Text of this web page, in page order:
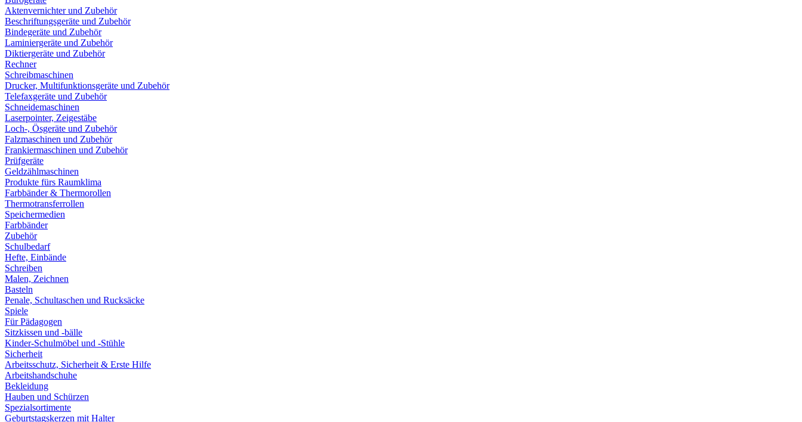
Aktenvernichter und Zubehör
Beschriftungsgeräte und Zubehör
Bindegeräte und Zubehör
Laminiergeräte und Zubehör
Diktiergeräte und Zubehör
Rechner
Schreibmaschinen
Drucker, Multifunktionsgeräte und Zubehör
Telefaxgeräte und Zubehör
Schneidemaschinen
Laserpointer, Zeigestäbe
Loch-, Ösgeräte und Zubehör
Falzmaschinen und Zubehör
Frankiermaschinen und Zubehör
Prüfgeräte
Geldzählmaschinen
Produkte fürs Raumklima
Farbbänder & Thermorollen
Thermotransferrollen
Speichermedien
Farbbänder
Zubehör
Schulbedarf
Hefte, Einbände
Schreiben
Malen, Zeichnen
Basteln
Penale, Schultaschen und Rucksäcke
Spiele
Für Pädagogen
Sitzkissen und -bälle
Kinder-Schulmöbel und -Stühle
Sicherheit
Arbeitsschutz, Sicherheit & Erste Hilfe
Arbeitshandschuhe
Bekleidung
Hauben und Schürzen
Spezialsortimente
Geburtstagskerzen mit Halter